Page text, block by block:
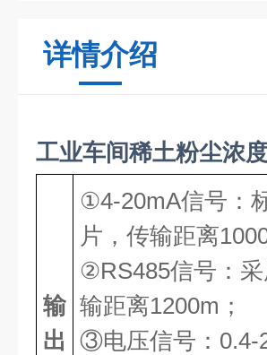
详情介绍
工业车间稀土粉尘浓
输
出
①4-20mA信号：
片，传输距离
②RS485信号：
输距离1200m；
③电压信号：0.4-